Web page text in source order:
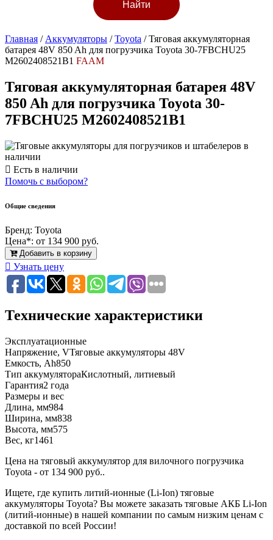
Главная / Аккумуляторы /Toyota /Тяговая аккумуляторная
батарея 48V 850 Ah для погрузчика Toyota 30-7FBCHU25
M2602408521B1 FAAM
Тяговая аккумуляторная батарея 48V
850 Ah для погрузчика Toyota 30-
7FBCHU25 M2602408521B1
Есть в наличии
Помочь с выбором?
Общие сведения
Бренд: Toyota
Цена*: от 134 900 руб.
Добавить в корзину
Узнать цену
Технические характеристики
Эксплуатационные
Напряжение, VТяговые аккумуляторы 48V
Емкость, Ah850
Тип аккумулятораКислотный, литиевый
Гарантия2 года
Размеры и вес
Длина, мм984
Ширина, мм838
Высота, мм575
Вес, кг1461
Цена на тяговый аккумулятор для вилочного погрузчика
Toyota - от 134 900 руб..
Ищете, где купить литий-ионные (Li-Ion) тяговые
аккумуляторы Toyota? Вы можете заказать тяговые АКБ Li-Ion
(литий-ионные) в нашей компании по самым низким ценам с
доставкой по всей России!